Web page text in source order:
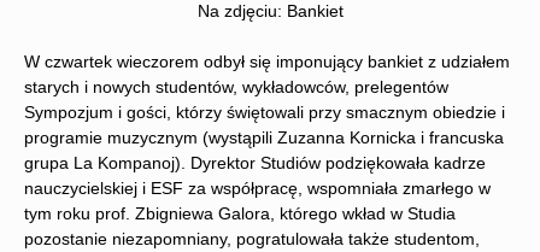
Na zdjęciu: Bankiet
W czwartek wieczorem odbył się imponujący bankiet z udziałem
starych i nowych studentów, wykładowców, prelegentów
Sympozjum i gości, którzy świętowali przy smacznym obiedzie i
programie muzycznym (wystąpili Zuzanna Kornicka i francuska
grupa La Kompanoj). Dyrektor Studiów podziękowała kadrze
nauczycielskiej i ESF za współpracę, wspomniała zmarłego w
tym roku prof. Zbigniewa Galora, którego wkład w Studia
pozostanie niezapomniany, pogratulowała także studentom,